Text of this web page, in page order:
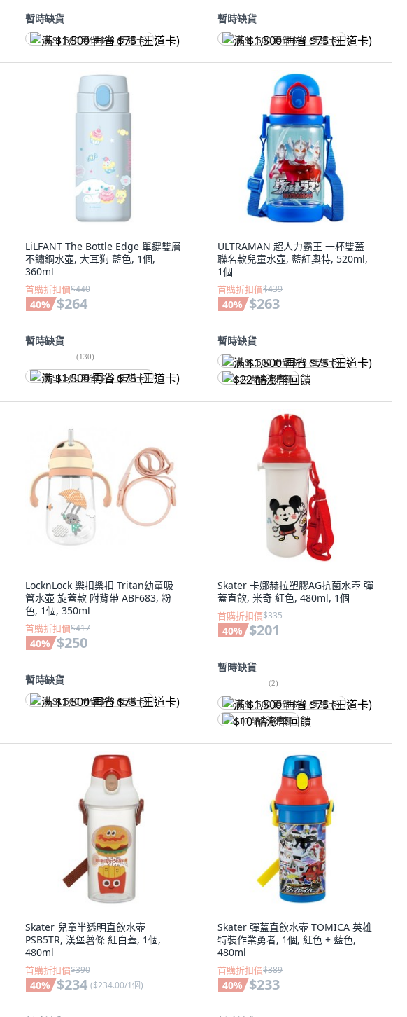
暫時缺貨
满 $1,500 再省 $75 (王道卡)
暫時缺貨
满 $1,500 再省 $75 (王道卡)
LiLFANT The Bottle Edge 單鍵雙層
不鏽鋼水壺, 大耳狗 藍色, 1個,
360ml
首購折扣價$440
40% $264
暫時缺貨
(130)
满 $1,500 再省 $75 (王道卡)
ULTRAMAN 超人力霸王 一杯雙蓋
聯名款兒童水壺, 藍紅奧特, 520ml,
1個
首購折扣價$439
40% $263
暫時缺貨
满 $1,500 再省 $75 (王道卡)
$22 酷澎幣回饋
LocknLock 樂扣樂扣 Tritan幼童吸
管水壺 旋蓋款 附背帶 ABF683, 粉
色, 1個, 350ml
首購折扣價$417
40% $250
暫時缺貨
满 $1,500 再省 $75 (王道卡)
Skater 卡娜赫拉塑膠AG抗菌水壺 彈
蓋直飲, 米奇 紅色, 480ml, 1個
首購折扣價$335
40% $201
暫時缺貨
(2)
满 $1,500 再省 $75 (王道卡)
$10 酷澎幣回饋
Skater 兒童半透明直飲水壺
PSB5TR, 漢堡薯條 紅白蓋, 1個,
480ml
首購折扣價$390
40% $234 ($234.00/1個)
Skater 彈蓋直飲水壺 TOMICA 英雄
特裝作業勇者, 1個, 紅色 + 藍色,
480ml
首購折扣價$389
40% $233